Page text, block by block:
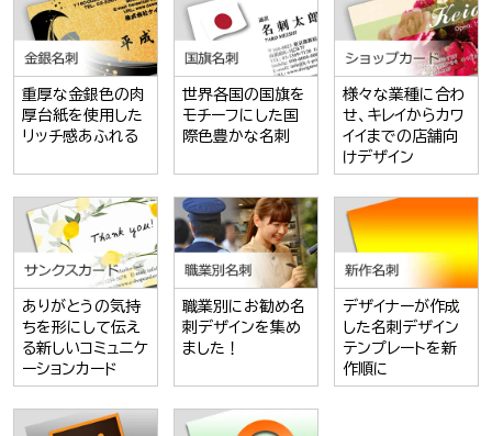
重厚な金銀色の肉
厚台紙を使用した
リッチ感あふれる
世界各国の国旗を
モチーフにした国
際色豊かな名刺
様々な業種に合わ
せ、キレイからカワ
イイまでの店舗向
けデザイン
ありがとうの気持
ちを形にして伝え
る新しいコミュニケ
ーションカード
職業別にお勧め名
刺デザインを集め
ました！
デザイナーが作成
した名刺デザイン
テンプレートを新
作順に